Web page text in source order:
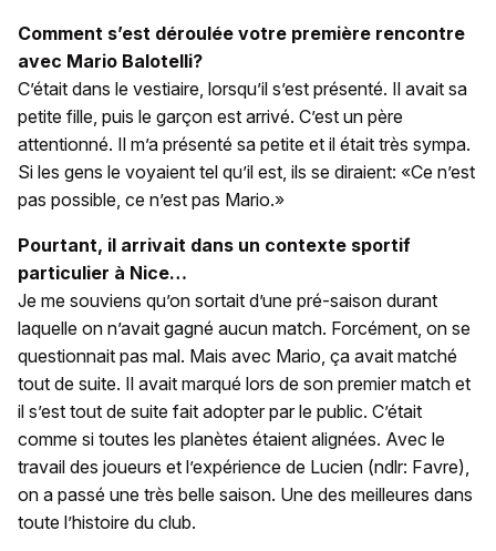
Comment s’est déroulée votre première rencontre
avec Mario Balotelli?
C’était dans le vestiaire, lorsqu’il s’est présenté. Il avait sa
petite fille, puis le garçon est arrivé. C’est un père
attentionné. Il m’a présenté sa petite et il était très sympa.
Si les gens le voyaient tel qu’il est, ils se diraient: «Ce n’est
pas possible, ce n’est pas Mario.»
Pourtant, il arrivait dans un contexte sportif
particulier à Nice…
Je me souviens qu’on sortait d’une pré-saison durant
laquelle on n’avait gagné aucun match. Forcément, on se
questionnait pas mal. Mais avec Mario, ça avait matché
tout de suite. Il avait marqué lors de son premier match et
il s’est tout de suite fait adopter par le public. C’était
comme si toutes les planètes étaient alignées. Avec le
travail des joueurs et l’expérience de Lucien (ndlr: Favre),
on a passé une très belle saison. Une des meilleures dans
toute l’histoire du club.